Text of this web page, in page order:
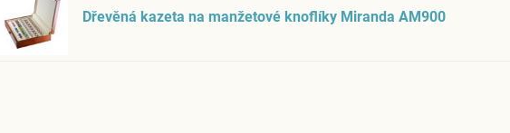
Dřevěná kazeta na manžetové knoflíky Miranda AM900